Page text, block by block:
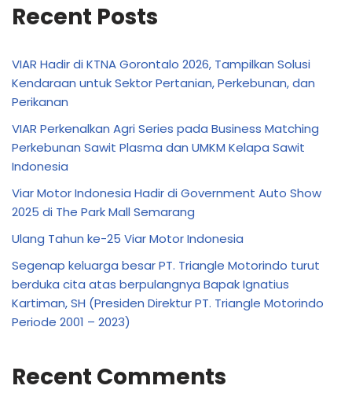
Recent Posts
VIAR Hadir di KTNA Gorontalo 2026, Tampilkan Solusi
Kendaraan untuk Sektor Pertanian, Perkebunan, dan
Perikanan
VIAR Perkenalkan Agri Series pada Business Matching
Perkebunan Sawit Plasma dan UMKM Kelapa Sawit
Indonesia
Viar Motor Indonesia Hadir di Government Auto Show
2025 di The Park Mall Semarang
Ulang Tahun ke-25 Viar Motor Indonesia
Segenap keluarga besar PT. Triangle Motorindo turut
berduka cita atas berpulangnya Bapak Ignatius
Kartiman, SH (Presiden Direktur PT. Triangle Motorindo
Periode 2001 – 2023)
Recent Comments